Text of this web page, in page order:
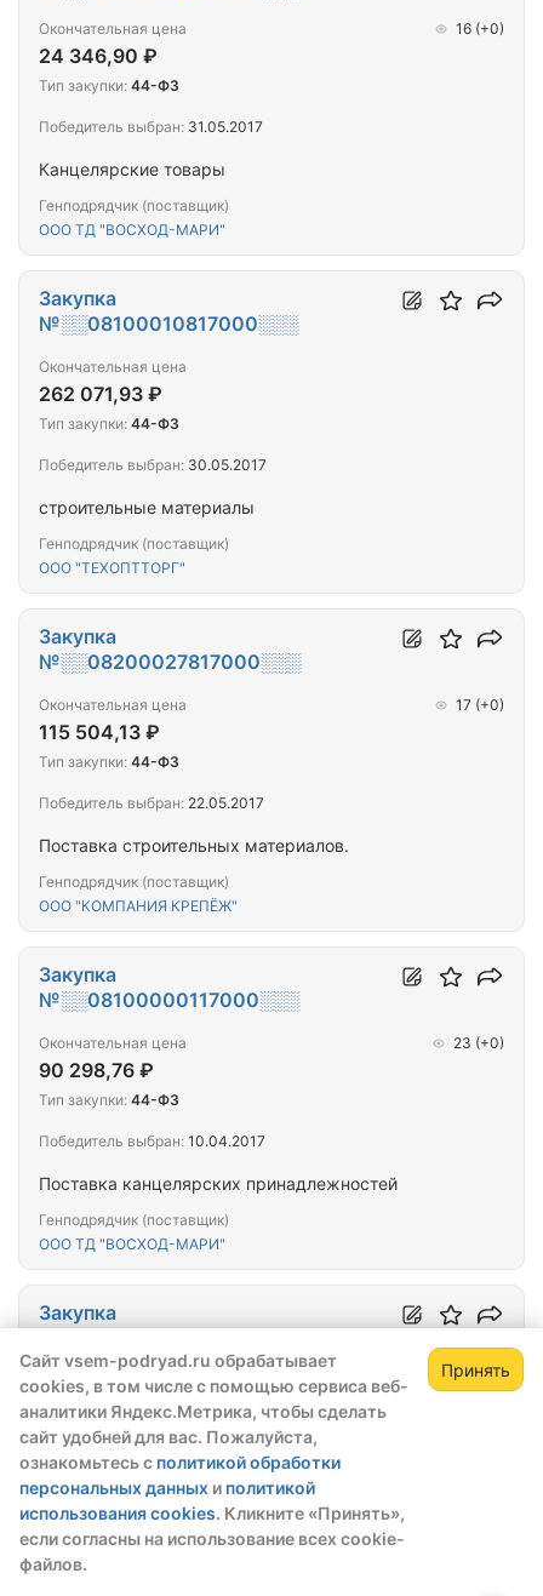
Сайт vsem-podryad.ru обрабатывает
cookies, в том числе с помощью сервиса веб-
аналитики Яндекс.Метрика, чтобы сделать
сайт удобней для вас. Пожалуйста,
ознакомьтесь с политикой обработки
персональных данных и политикой
использования cookies. Кликните «Принять»,
если согласны на использование всех cookie-
файлов.
Принять
Канцелярские товары
Генподрядчик (поставщик)
ООО ТД "ВОСХОД-МАРИ"
Окончательная цена
24 346,90 ₽
16 (+0)
Тип закупки: 44-ФЗ
Победитель выбран: 31.05.2017
строительные материалы
Генподрядчик (поставщик)
ООО "ТЕХОПТТОРГ"
Закупка
№░░08100010817000░░░
Окончательная цена
262 071,93 ₽
Тип закупки: 44-ФЗ
Победитель выбран: 30.05.2017
Поставка строительных материалов.
Генподрядчик (поставщик)
ООО "КОМПАНИЯ КРЕПЁЖ"
Закупка
№░░08200027817000░░░
Окончательная цена
115 504,13 ₽
17 (+0)
Тип закупки: 44-ФЗ
Победитель выбран: 22.05.2017
Поставка канцелярских принадлежностей
Генподрядчик (поставщик)
ООО ТД "ВОСХОД-МАРИ"
Закупка
№░░08100000117000░░░
Окончательная цена
90 298,76 ₽
23 (+0)
Тип закупки: 44-ФЗ
Победитель выбран: 10.04.2017
Поставка канцелярских товаров
Генподрядчик (поставщик)
Закупка
Окончательная цена
28 579,56 ₽
19 (+0)
Тип закупки: 44-ФЗ
Зарегистрируйтесь,
чтобы открыть сведения о закупке
скрытые данные станут доступны после
регистрации или входа в профиль
Зарегистрироваться Войти